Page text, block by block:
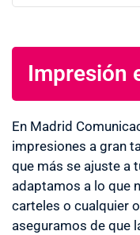
Impresión
En Madrid
impresiones a gran
que más se ajuste a
adaptamos a lo que
carteles o cualquier
aseguramos de que